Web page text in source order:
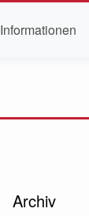
Informationen
Archiv